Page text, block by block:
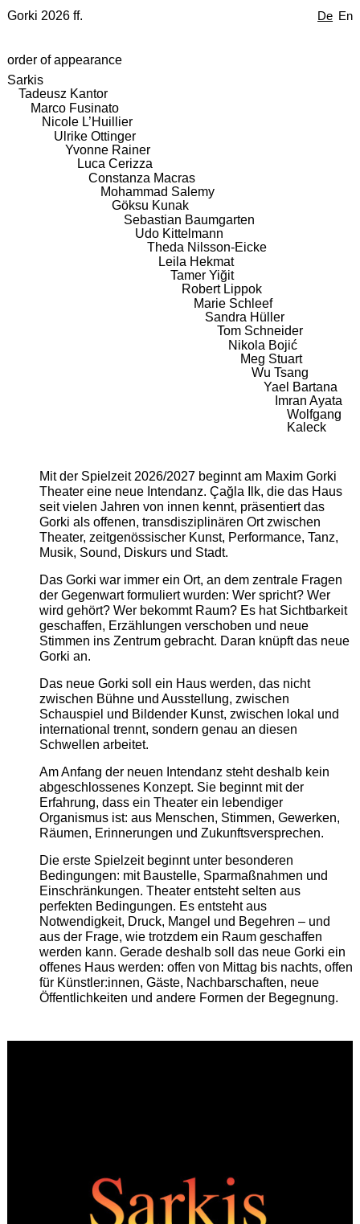
De En
Gorki 2026 ff.
order of appearance
Sarkis
Tadeusz Kantor
Marco Fusinato
Nicole L’Huillier
Ulrike Ottinger
Yvonne Rainer
Luca Cerizza
Constanza Macras
Mohammad Salemy
Göksu Kunak
Sebastian Baumgarten
Udo Kittelmann
Theda Nilsson-Eicke
Leila Hekmat
Tamer Yiğit
Robert Lippok
Marie Schleef
Sandra Hüller
Tom Schneider
Nikola Bojić
Meg Stuart
Wu Tsang
Yael Bartana
Imran Ayata
Wolfgang
Kaleck
Mit der Spielzeit 2026/2027 beginnt am Maxim Gorki
Theater eine neue Intendanz. Çağla Ilk, die das Haus
seit vielen Jahren von innen kennt, präsentiert das
Gorki als offenen, transdisziplinären Ort zwischen
Theater, zeitgenössischer Kunst, Performance, Tanz,
Musik, Sound, Diskurs und Stadt.
Das Gorki war immer ein Ort, an dem zentrale Fragen
der Gegenwart formuliert wurden: Wer spricht? Wer
wird gehört? Wer bekommt Raum? Es hat Sichtbarkeit
geschaffen, Erzählungen verschoben und neue
Stimmen ins Zentrum gebracht. Daran knüpft das neue
Gorki an.
Das neue Gorki soll ein Haus werden, das nicht
zwischen Bühne und Ausstellung, zwischen
Schauspiel und Bildender Kunst, zwischen lokal und
international trennt, sondern genau an diesen
Schwellen arbeitet.
Am Anfang der neuen Intendanz steht deshalb kein
abgeschlossenes Konzept. Sie beginnt mit der
Erfahrung, dass ein Theater ein lebendiger
Organismus ist: aus Menschen, Stimmen, Gewerken,
Räumen, Erinnerungen und Zukunftsversprechen.
Die erste Spielzeit beginnt unter besonderen
Bedingungen: mit Baustelle, Sparmaßnahmen und
Einschränkungen. Theater entsteht selten aus
perfekten Bedingungen. Es entsteht aus
Notwendigkeit, Druck, Mangel und Begehren – und
aus der Frage, wie trotzdem ein Raum geschaffen
werden kann. Gerade deshalb soll das neue Gorki ein
offenes Haus werden: offen von Mittag bis nachts, offen
für Künstler:innen, Gäste, Nachbarschaften, neue
Öffentlichkeiten und andere Formen der Begegnung.